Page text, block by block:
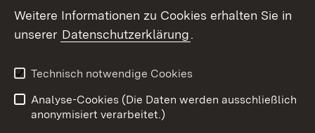
Social Wall
X / Twitter
Youtube
Weitere Informationen zu Cookies erhalten Sie in
unserer Datenschutzerklärung.
Technisch notwendige Cookies
Analyse-Cookies (Die Daten werden ausschließlich
anonymisiert verarbeitet.)